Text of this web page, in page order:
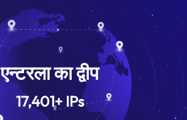
एन्टरला का द्वीप
17,401+IPs